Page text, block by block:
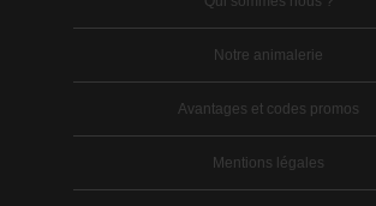
Notre animalerie
Avantages et codes promos
Mentions légales